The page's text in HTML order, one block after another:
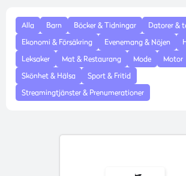
Alla Barn Böcker & Tidningar
Datorer &
Ekonomi & Försäkring
Evenemang & Nöjen
Leksaker
Mat & Restaurang Mode Motor
Skönhet & Hälsa
Sport & Fritid
Streamingtjänster & Prenumerationer